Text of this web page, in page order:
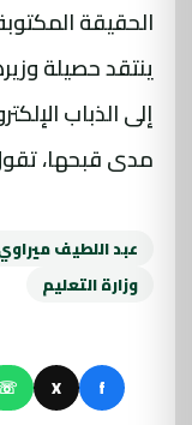
الحقيقة
ينتقد حصيلة
إلى الذباب
مدى قبحها،
عبد اللطيف
وزارة التعليم
f
X